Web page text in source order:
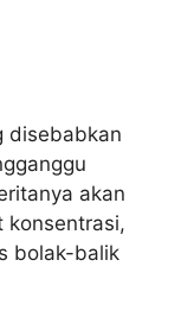
disebabkan
akan
konsentrasi,
bolak-balik